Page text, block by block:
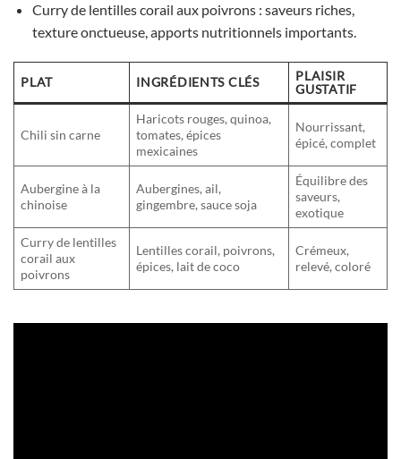
Curry de lentilles corail aux poivrons : saveurs riches,
texture onctueuse, apports nutritionnels importants.
PLAT INGRÉDIENTS CLÉS
PLAISIR
GUSTATIF
Chili sin carne
Haricots rouges, quinoa,
tomates, épices
mexicaines
Nourrissant,
épicé, complet
Aubergine à la
chinoise
Aubergines, ail,
gingembre, sauce soja
Équilibre des
saveurs,
exotique
Curry de lentilles
corail aux
poivrons
Lentilles corail, poivrons,
épices, lait de coco
Crémeux,
relevé, coloré